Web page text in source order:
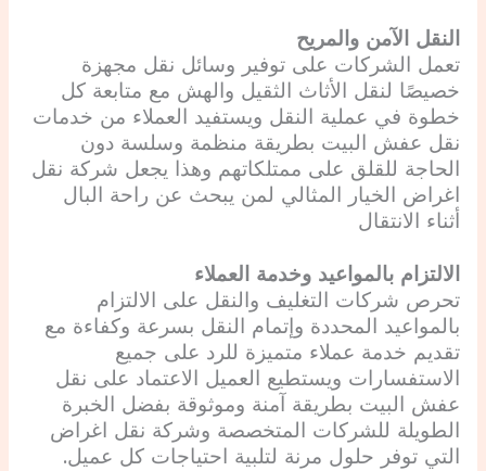
النقل الآمن والمريح
تعمل الشركات على توفير وسائل نقل مجهزة
خصيصًا لنقل الأثاث الثقيل والهش مع متابعة كل
خطوة في عملية النقل ويستفيد العملاء من خدمات
نقل عفش البيت بطريقة منظمة وسلسة دون
الحاجة للقلق على ممتلكاتهم وهذا يجعل شركة نقل
اغراض الخيار المثالي لمن يبحث عن راحة البال
أثناء الانتقال
الالتزام بالمواعيد وخدمة العملاء
تحرص شركات التغليف والنقل على الالتزام
بالمواعيد المحددة وإتمام النقل بسرعة وكفاءة مع
تقديم خدمة عملاء متميزة للرد على جميع
الاستفسارات ويستطيع العميل الاعتماد على نقل
عفش البيت بطريقة آمنة وموثوقة بفضل الخبرة
الطويلة للشركات المتخصصة وشركة نقل اغراض
التي توفر حلول مرنة لتلبية احتياجات كل عميل.